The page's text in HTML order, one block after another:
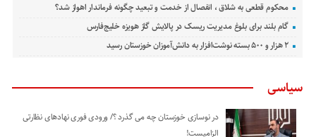
محکوم قطعی به شلاق ، انفصال از خدمت و تبعید چگونه فرماندار اهواز شد؟
گام بلند برای بلوغ مدیریت ریسک در پالایش گاز هویزه خلیج‌فارس
۲ هزار و ۵۰۰ بسته نوشت‌افزار به دانش‌آموزان خوزستان رسید
سیاسی
در نوسازی خوزستان چه می گذرد ؟/ ورودی فوری نهادهای نظارتی
الزامیست!